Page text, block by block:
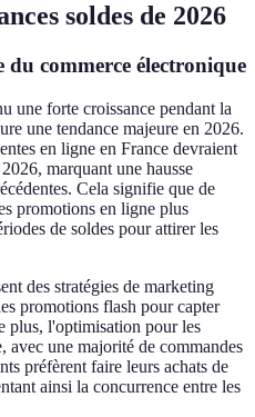
soldes de 2026
du commerce électronique
une forte croissance pendant la
une tendance majeure en 2026.
en ligne en France devraient
marquant une hausse
Cela signifie que de
promotions en ligne plus
de soldes pour attirer les
des stratégies de marketing
promotions flash pour capter
plus, l'optimisation pour les
avec une majorité de commandes
préfèrent faire leurs achats de
ainsi la concurrence entre les